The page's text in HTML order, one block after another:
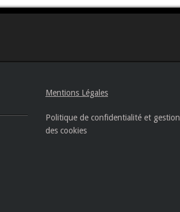
Mentions Légales
Politique de confidentialité et gestion
des cookies